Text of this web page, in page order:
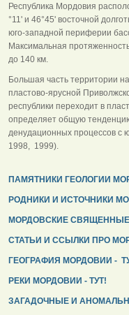
Республика Мордовия
°11' и 46°45' восточной
юго-западной периферии
Максимальная
до 140 км.
Большая часть территории
пластово-ярусной
республики переходит в
определяет общую
денудационных процессов с
1998, 1999).
ПАМЯТНИКИ ГЕОЛОГИИ
РОДНИКИ И ИСТОЧНИКИ
МОРДОВСКИЕ СВЯЩЕННЫЕ
СТАТЬИ И ССЫЛКИ ПРО
ГЕОГРАФИЯ МОРДОВИИ -
РЕКИ МОРДОВИИ - ТУТ!
ЗАГАДОЧНЫЕ И